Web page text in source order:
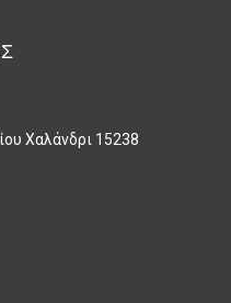
Χαλάνδρι 15238